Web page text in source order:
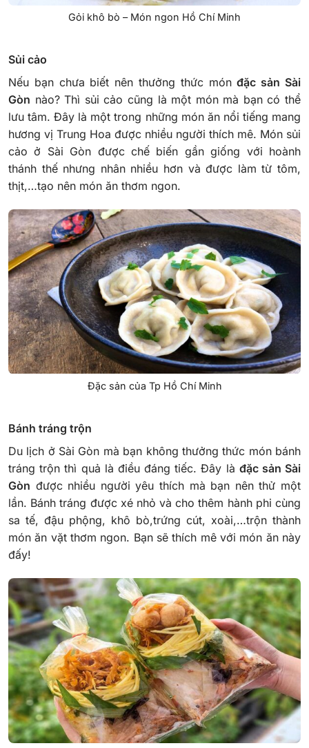
Gỏi khô bò – Món ngon Hồ Chí Minh
Sủi cảo
Nếu bạn chưa biết nên thưởng thức mónđặc sản Sài
Gòn nào? Thì sủi cảo cũng là một món mà bạn có thể
lưu tâm. Đây là một trong những món ăn nổi tiếng mang
hương vị Trung Hoa được nhiều người thích mê. Món sủi
cảo ở Sài Gòn được chế biến gần giống với hoành
thánh thế nhưng nhân nhiều hơn và được làm từ tôm,
thịt,…tạo nên món ăn thơm ngon.
Đặc sản của Tp Hồ Chí Minh
Bánh tráng trộn
Du lịch ở Sài Gòn mà bạn không thưởng thức món bánh
tráng trộn thì quả là điều đáng tiếc. Đây là đặc sản Sài
Gòn được nhiều người yêu thích mà bạn nên thử một
lần. Bánh tráng được xé nhỏ và cho thêm hành phi cùng
sa tế, đậu phộng, khô bò,trứng cút, xoài,…trộn thành
món ăn vặt thơm ngon. Bạn sẽ thích mê với món ăn này
đấy!